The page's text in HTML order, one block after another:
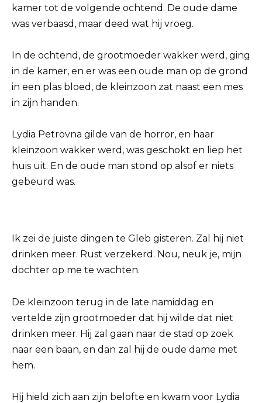
kamer tot de volgende ochtend. De oude dame
was verbaasd, maar deed wat hij vroeg.
In de ochtend, de grootmoeder wakker werd, ging
in de kamer, en er was een oude man op de grond
in een plas bloed, de kleinzoon zat naast een mes
in zijn handen.
Lydia Petrovna gilde van de horror, en haar
kleinzoon wakker werd, was geschokt en liep het
huis uit. En de oude man stond op alsof er niets
gebeurd was.
Ik zei de juiste dingen te Gleb gisteren. Zal hij niet
drinken meer. Rust verzekerd. Nou, neuk je, mijn
dochter op me te wachten.
De kleinzoon terug in de late namiddag en
vertelde zijn grootmoeder dat hij wilde dat niet
drinken meer. Hij zal gaan naar de stad op zoek
naar een baan, en dan zal hij de oude dame met
hem.
Hij hield zich aan zijn belofte en kwam voor Lydia